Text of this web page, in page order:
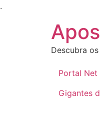
.
Descubra
Portal
Gigantes